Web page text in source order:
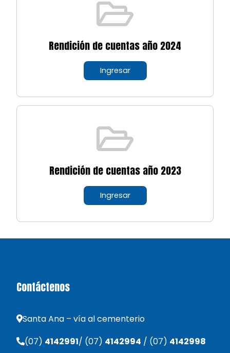
Rendición de cuentas año 2024
Ingresar
Rendición de cuentas año 2023
Ingresar
Contáctenos
Santa Ana – vía al cementerio
(07) 4142991/ (07) 4142994 / (07) 4142998